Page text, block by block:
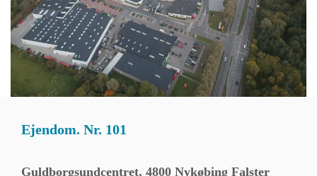
Ejendom. Nr. 101
Guldborgsundcentret, 4800 Nykøbing Falster